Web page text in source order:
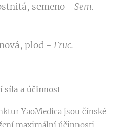
semeno - Sem.
plod - Fruc.
síla a účinnost
YaoMedica jsou čínské